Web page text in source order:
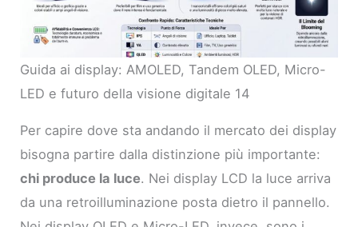
Guida ai display: AMOLED, Tandem OLED, Micro-
LED e futuro della visione digitale 14
Per capire dove sta andando il mercato dei display
bisogna partire dalla distinzione più importante:
chi produce la luce. Nei display LCD la luce arriva
da una retroilluminazione posta dietro il pannello.